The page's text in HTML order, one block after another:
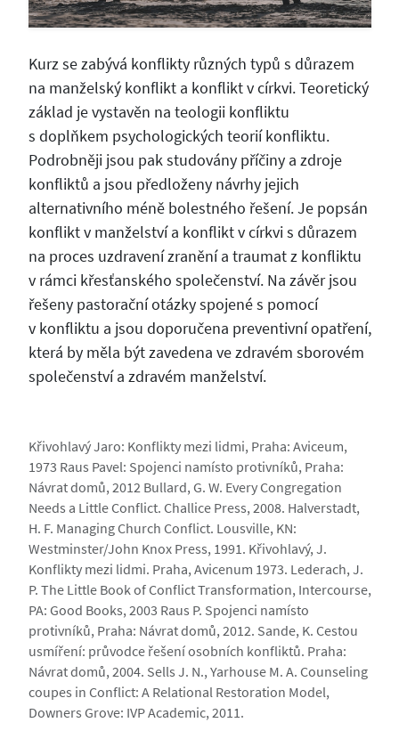
Kurz se zabývá konflikty různých typů s důrazem
na manželský konflikt a konflikt v církvi. Teoretický
základ je vystavěn na teologii konfliktu
s doplňkem psychologických teorií konfliktu.
Podrobněji jsou pak studovány příčiny a zdroje
konfliktů a jsou předloženy návrhy jejich
alternativního méně bolestného řešení. Je popsán
konflikt v manželství a konflikt v církvi s důrazem
na proces uzdravení zranění a traumat z konfliktu
v rámci křesťanského společenství. Na závěr jsou
řešeny pastorační otázky spojené s pomocí
v konfliktu a jsou doporučena preventivní opatření,
která by měla být zavedena ve zdravém sborovém
společenství a zdravém manželství.
Křivohlavý Jaro: Konflikty mezi lidmi, Praha: Aviceum,
1973 Raus Pavel: Spojenci namísto protivníků, Praha:
Návrat domů, 2012 Bullard, G. W. Every Congregation
Needs a Little Conflict. Challice Press, 2008. Halverstadt,
H. F. Managing Church Conflict. Lousville, KN:
Westminster/John Knox Press, 1991. Křivohlavý, J.
Konflikty mezi lidmi. Praha, Avicenum 1973. Lederach, J.
P. The Little Book of Conflict Transformation, Intercourse,
PA: Good Books, 2003 Raus P. Spojenci namísto
protivníků, Praha: Návrat domů, 2012. Sande, K. Cestou
usmíření: průvodce řešení osobních konfliktů. Praha:
Návrat domů, 2004. Sells J. N., Yarhouse M. A. Counseling
coupes in Conflict: A Relational Restoration Model,
Downers Grove: IVP Academic, 2011.